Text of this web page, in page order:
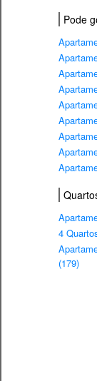
Pode
4
(179)